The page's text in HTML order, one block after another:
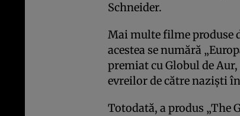
Schneider.
Mai multe filme produse
acestea se numără
premiat cu Globul de
evreilor de către nazişti în
Totodată, a produs „The